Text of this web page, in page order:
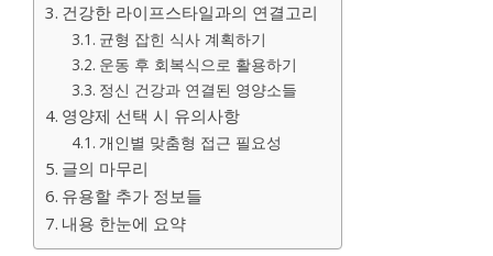
건강한 라이프스타일과의 연결고리
균형 잡힌 식사 계획하기
운동 후 회복식으로 활용하기
정신 건강과 연결된 영양소들
영양제 선택 시 유의사항
개인별 맞춤형 접근 필요성
글의 마무리
유용할 추가 정보들
내용 한눈에 요약